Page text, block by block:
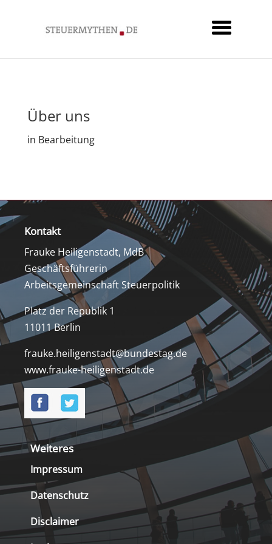
Über uns
in Bearbeitung
Kontakt
Frauke Heiligenstadt, MdB
Geschäftsführerin
Arbeitsgemeinschaft Steuerpolitik
Platz der Republik 1
11011 Berlin
frauke.heiligenstadt@bundestag.de
www.frauke-heiligenstadt.de
Weiteres
Impressum
Datenschutz
Disclaimer